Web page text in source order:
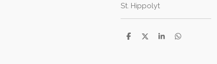
St. Hippolyt
D
D
S
D